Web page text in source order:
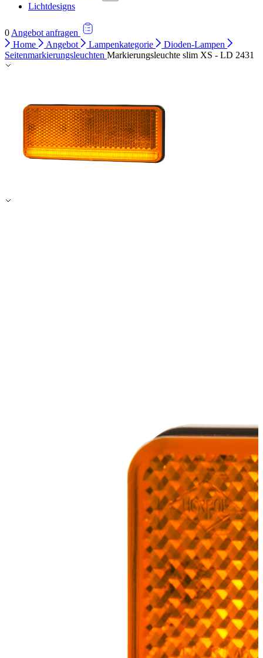
Lichtdesigns
0 Angebot anfragen
Home
Angebot Lampenkategorie
Dioden-Lampen
Seitenmarkierungsleuchten Markierungsleuchte slim XS - LD 2431